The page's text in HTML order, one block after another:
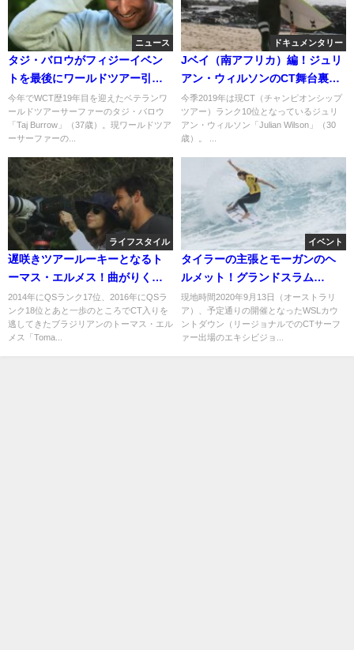
ニュース
タジ・バロウがフィジーイベン
トを最後にワールドツアー引退
を発表
今年でWCT歴19年目を迎えたベテランワ
ールドツアーサーファーのタジ・バロウ
「Taj Burrow」（37歳）。現ワールドツア
ーサーファーの...
ドキュメンタリー
Jベイ（南アフリカ）編！ジュリ
アン・ウィルソンのCT舞台裏動
画
今季2019年は現CT（チャンピオンシップ
ツアー）ランク10位となっているジュリ
アン・ウィルソン「Julian Wilson」（30
歳）。 ...
ライフスタイル
遅咲きツアールーキーとなるト
ーマス・エルメス！曲がりくね
ったライフストーリー動画
2014年にQSランク17位、2016年にQSラ
ンク18位とあと一歩のところでCT入りを
逃してきたブラジリアンのトーマス・エル
メス「Toma...
イベント
タイラーの主張とモーガンのヘ
ルメット！グランドスラム
「Tweed Coast Pro」初日
現地時間2020年9月13日（オーストラリ
ア）、予定通りの開催となったWSLカウ
ントダウン（リージョナルでのCTサーフ
ァー出場のエキシビジョ...